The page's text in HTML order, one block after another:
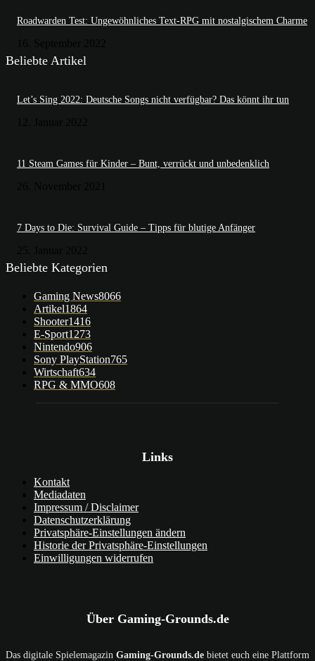
Roadwarden Test: Ungewöhnliches Text-RPG mit nostalgischem Charme
Beliebte Artikel
Let’s Sing 2022: Deutsche Songs nicht verfügbar? Das könnt ihr tun
11 Steam Games für Kinder – Bunt, verrückt und unbedenklich
7 Days to Die: Survival Guide – Tipps für blutige Anfänger
Beliebte Kategorien
Gaming News8066
Artikel1864
Shooter1416
E-Sport1273
Nintendo906
Sony PlayStation765
Wirtschaft634
RPG & MMO608
Links
Kontakt
Mediadaten
Impressum / Disclaimer
Datenschutzerklärung
Privatsphäre-Einstellungen ändern
Historie der Privatsphäre-Einstellungen
Einwilligungen widerrufen
Über Gaming-Grounds.de
Das digitale Spielemagazin Gaming-Grounds.de bietet euch eine Plattform